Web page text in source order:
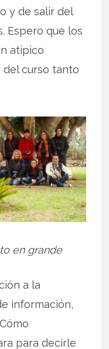
y de salir del
Espero que los
atípico
curso tanto
en grande
a la
información,
para decirle